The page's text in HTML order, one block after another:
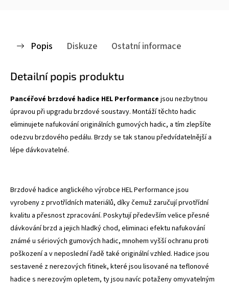
Popis Diskuze Ostatní informace
Detailní popis produktu
Pancéřové brzdové hadice HEL Performance jsou nezbytnou
úpravou při upgradu brzdové soustavy. Montáží těchto hadic
eliminujete nafukování originálních gumových hadic, a tím zlepšíte
odezvu brzdového pedálu. Brzdy se tak stanou předvídatelnější a
lépe dávkovatelné.
Brzdové hadice anglického výrobce HEL Performance jsou
vyrobeny z prvotřídních materiálů, díky čemuž zaručují prvotřídní
kvalitu a přesnost zpracování. Poskytují především velice přesné
dávkování brzd a jejich hladký chod, eliminaci efektu nafukování
známé u sériových gumových hadic, mnohem vyšší ochranu proti
poškození a v neposlední řadě také originální vzhled. Hadice jsou
sestavené z nerezových fitinek, které jsou lisované na teflonové
hadice s nerezovým opletem, ty jsou navíc potaženy omyvatelným